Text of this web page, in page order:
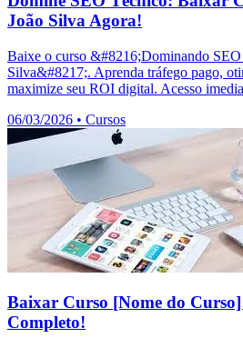
João Silva Agora!
Baixe o curso &#8216;Dominando
Silva&#8217;. Aprenda tráfego pago,
maximize seu ROI digital. Acesso
06/03/2026 • Cursos
Baixar Curso [Nome do
Completo!